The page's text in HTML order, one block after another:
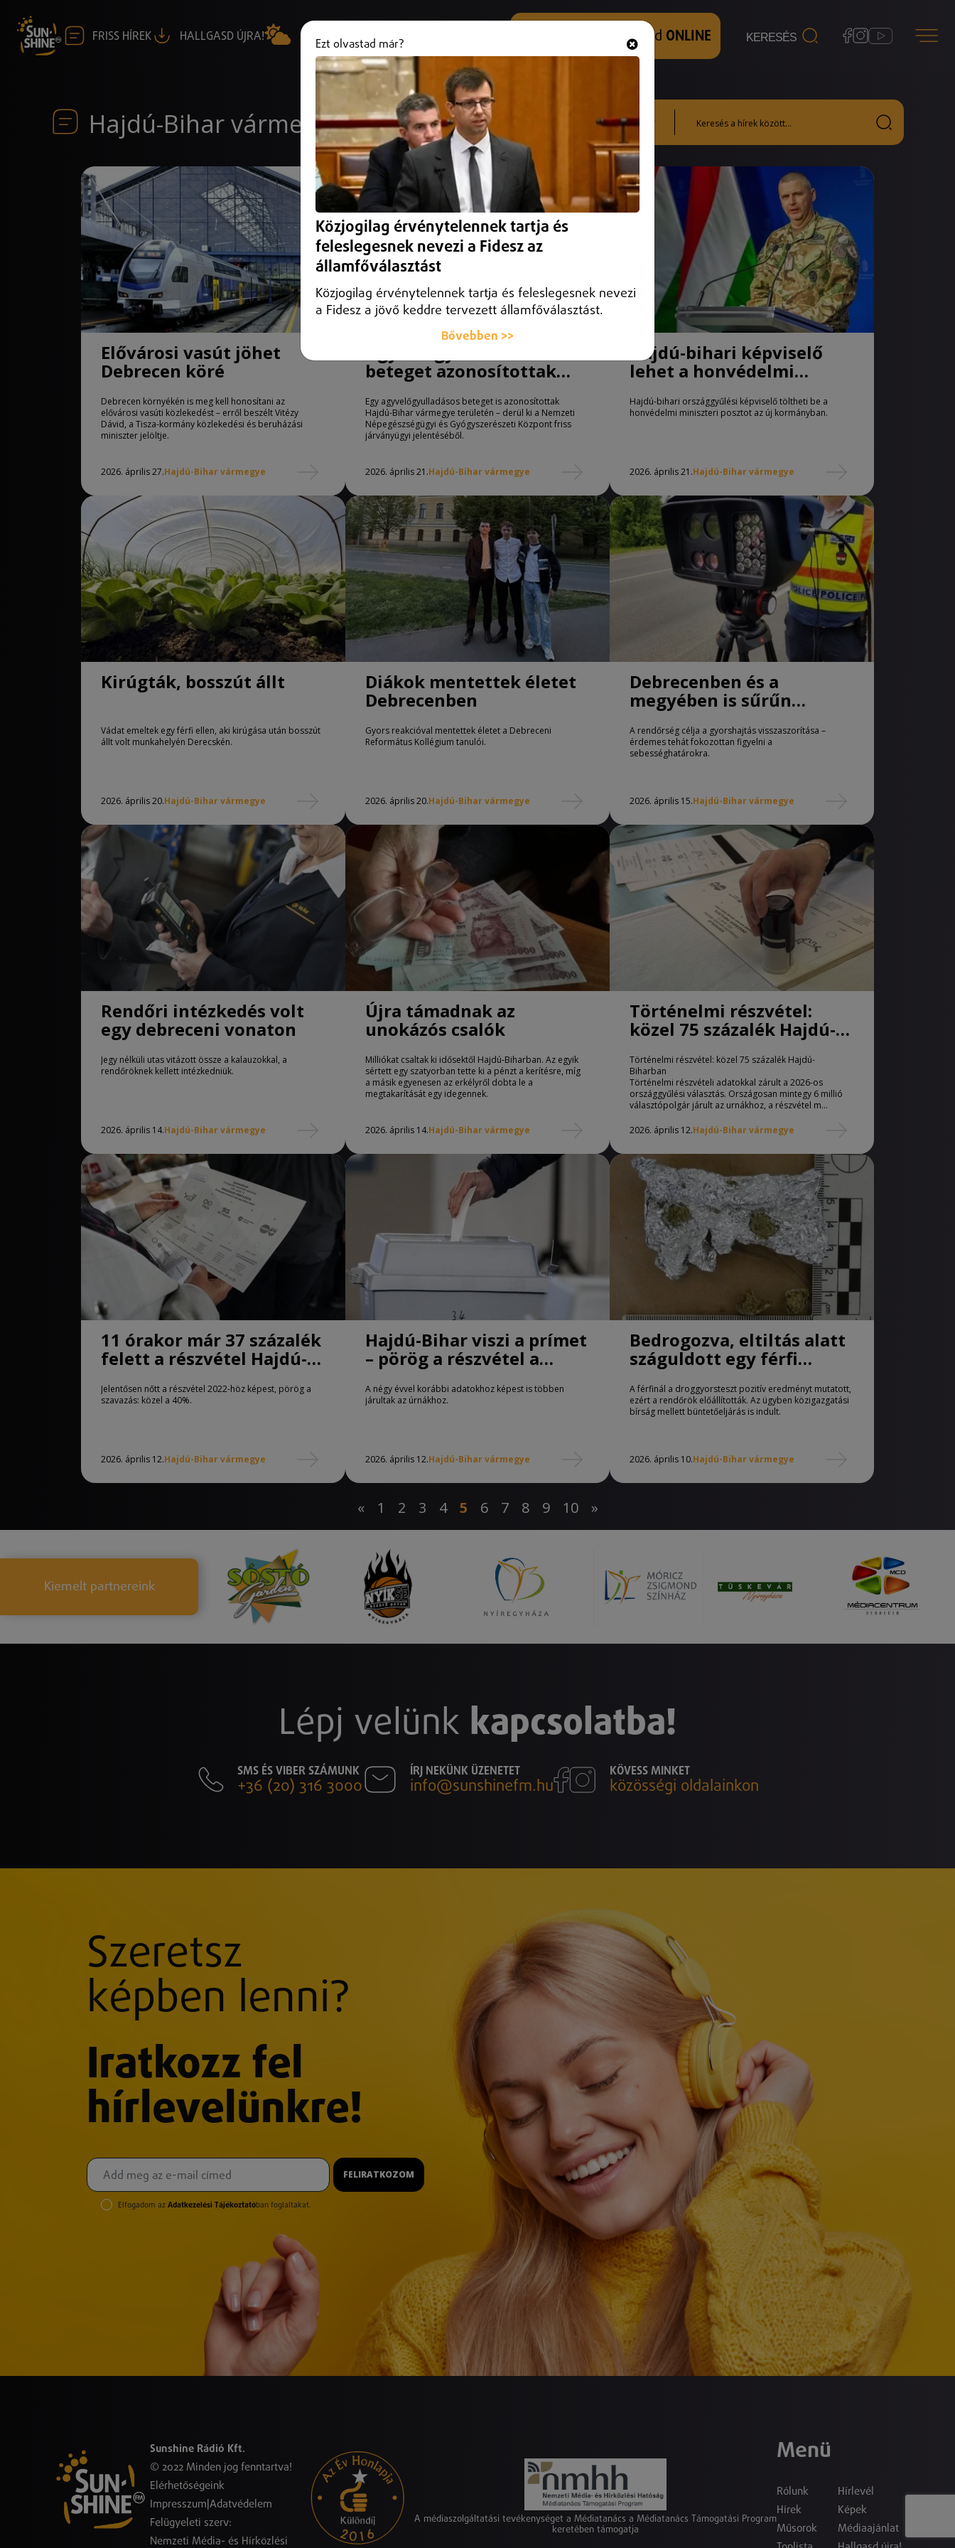
FRISS HÍREK HALLGASD ÚJRA! +36 (20) 316 3000 Hallgasd és nézd ONLINE
Hajdú-Bihar vármegye
Elővárosi vasút jöhet
Debrecen köré
Debrecen környékén is meg kell honosítani az
elővárosi vasúti közlekedést – erről beszélt Vitézy
Dávid, a Tisza-kormány közlekedési és beruházási
miniszter jelöltje.
2026. április 27.Hajdú-Bihar vármegye
beteget azonosítottak
Hajdú-Biharban
Egy agyvelőgyulladásos beteget is azonosítottak
Hajdú-Bihar vármegye területén – derül ki a Nemzeti
Népegészségügyi és Gyógyszerészeti Központ friss
járványügyi jelentéséből.
2026. április 21.Hajdú-Bihar vármegye
Hajdú-bihari képviselő
lehet a honvédelmi
Hajdú-bihari országgyűlési képviselő töltheti be a
honvédelmi miniszteri posztot az új kormányban.
2026. április 21.Hajdú-Bihar vármegye
Kirúgták, bosszút állt
Vádat emeltek egy férfi ellen, aki kirúgása után bosszút
állt volt munkahelyén Derecskén.
2026. április 20.Hajdú-Bihar vármegye
Diákok mentettek életet
Debrecenben
Gyors reakcióval mentettek életet a Debreceni
Református Kollégium tanulói.
2026. április 20.Hajdú-Bihar vármegye
Debrecenben és a
megyében is sűrűn
mérnek
A rendőrség célja a gyorshajtás visszaszorítása –
érdemes tehát fokozottan figyelni a
sebességhatárokra.
2026. április 15.Hajdú-Bihar vármegye
Rendőri intézkedés volt
egy debreceni vonaton
Jegy nélküli utas vitázott össze a kalauzokkal, a
rendőröknek kellett intézkedniük.
2026. április 14.Hajdú-Bihar vármegye
Újra támadnak az
unokázós csalók
Milliókat csaltak ki idősektől Hajdú-Biharban. Az egyik
sértett egy szatyorban tette ki a pénzt a kerítésre, míg
a másik egyenesen az erkélyről dobta le a
megtakarítását egy idegennek.
2026. április 14.Hajdú-Bihar vármegye
Történelmi részvétel:
közel 75 százalék Hajdú-
Történelmi részvétel: közel 75 százalék Hajdú-
Biharban
Történelmi részvételi adatokkal zárult a 2026-os
országgyűlési választás. Országosan mintegy 6 millió
választópolgár járult az urnákhoz, a részvétel m...
2026. április 12.Hajdú-Bihar vármegye
11 órakor már 37 százalék
felett a részvétel Hajdú-
Jelentősen nőtt a részvétel 2022-höz képest, pörög a
szavazás: közel a 40%.
2026. április 12.Hajdú-Bihar vármegye
Hajdú-Bihar viszi a prímet
– pörög a részvétel a
keleti megyékben
A négy évvel korábbi adatokhoz képest is többen
járultak az úrnákhoz.
2026. április 12.Hajdú-Bihar vármegye
Bedrogozva, eltiltás alatt
száguldott egy férfi
Komádiban
A férfinál a droggyorsteszt pozitív eredményt mutatott,
ezért a rendőrök előállították. Az ügyben közigazgatási
bírság mellett büntetőeljárás is indult.
2026. április 10.Hajdú-Bihar vármegye
« 1 2 3 4 5 6 7 8 9 10 »
Kiemelt partnereink
Lépj velünk kapcsolatba!
SMS ÉS VIBER SZÁMUNK
+36 (20) 316 3000
ÍRJ NEKÜNK ÜZENETET
info@sunshinefm.hu
KÖVESS MINKET
közösségi oldalainkon
Szeretsz
képben lenni?
Iratkozz fel
hírlevelünkre!
FELIRATKOZOM
Elfogadom az Adatkezelési Tájékoztatóban foglaltakat.
Sunshine Rádió Kft.
© 2022 Minden jog fenntartva!
Elérhetőségeink
Impresszum Adatvédelem
Felügyeleti szerv:
Nemzeti Média- és Hírközlési
A médiaszolgáltatási tevékenységet a Médiatanács a Médiatanács Támogatási Program
keretében támogatja
Menü
Rólunk
Hírek
Műsorok
Hírlevél
Képek
Médiaajánlat
Ezt olvastad már?
Közjogilag érvénytelennek tartja és
feleslegesnek nevezi a Fidesz az
államfőválasztást
Közjogilag érvénytelennek tartja és feleslegesnek nevezi
a Fidesz a jövő keddre tervezett államfőválasztást.
Bővebben >>